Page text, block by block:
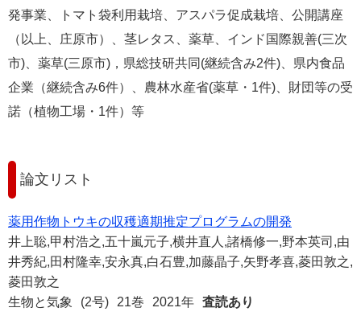
発事業、トマト袋利用栽培、アスパラ促成栽培、公開講座
（以上、庄原市）、茎レタス、薬草、インド国際親善(三次
市)、薬草(三原市)，県総技研共同(継続含み2件)、県内食品
企業（継続含み6件）、農林水産省(薬草・1件)、財団等の受
諾（植物工場・1件）等
論文リスト
薬用作物トウキの収穫適期推定プログラムの開発
井上聡,甲村浩之,五十嵐元子,横井直人,諸橋修一,野本英司,由
井秀紀,田村隆幸,安永真,白石豊,加藤晶子,矢野孝喜,菱田敦之,
菱田敦之
生物と気象
(2号) 21巻 2021年 査読あり